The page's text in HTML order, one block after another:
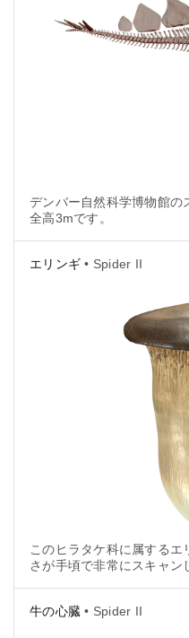
デンバー自然科学博物館の
全高3mです。
エリンギ • Spider II
このヒラタケ科に属するエ
さが手頃で非常にスキャン
牛の心臓 • Spider II